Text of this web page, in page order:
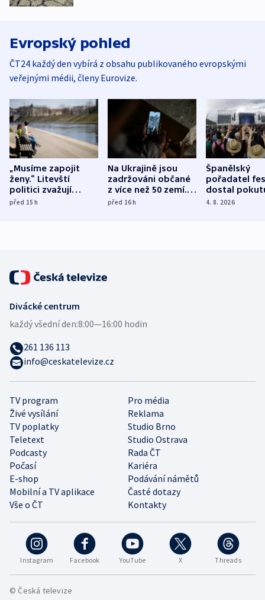
Evropský pohled
ČT24 každý den vybírá z obsahu publikovaného evropskými
veřejnými médii, členy Eurovize.
„Musíme zapojit
ženy.“ Litevští
politici zvažují
dohodu o
před 15h
Na Ukrajině jsou
zadržováni občané
z více než 50 zemí.
Bojovali na straně
před 16h
Španělský
pořadatel
dostal
nekalé
4. 8. 2026
Instagram Facebook YouTube X Threads
TV program
Pro média
Živé vysílání
Reklama
TV poplatky
Studio Brno
Teletext
Studio Ostrava
Podcasty
Rada ČT
Počasí
Kariéra
E-shop
Podávání námětů
Mobilní a TV aplikace
Časté dotazy
Vše o ČT
Kontakty
Divácké centrum
každý všední den:8:00—16:00 hodin
261 136 113
info@ceskatelevize.cz
© Česká televize